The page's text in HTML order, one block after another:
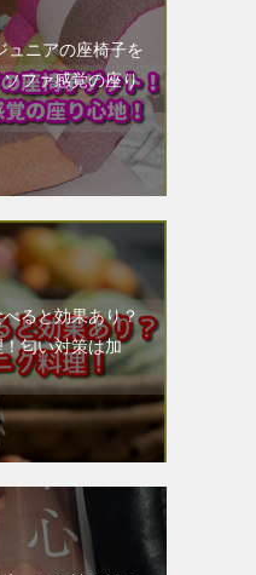
ュニアの座椅子を
ファ感覚の座り
ると効果あり？
匂い対策は加